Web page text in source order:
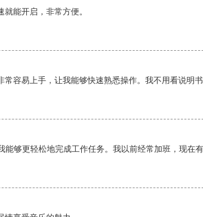
能开启，非常方便。
容易上手，让我能够快速熟悉操作。我不用看说明
够更轻松地完成工作任务。我以前经常加班，现在